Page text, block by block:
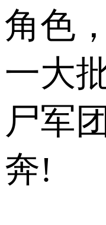
角色
一大
尸军
奔!